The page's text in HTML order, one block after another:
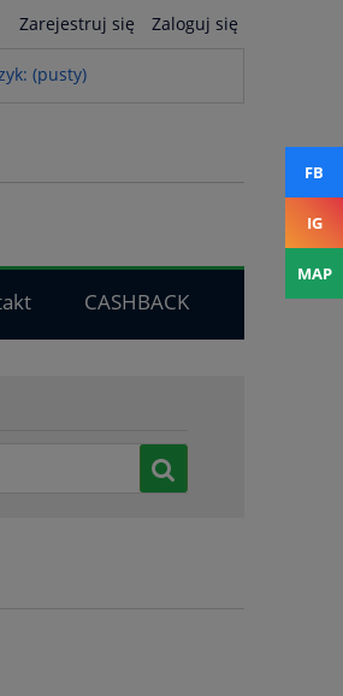
Zarejestruj się Zaloguj się
(pusty)
CASHBACK
FB
IG
MAP